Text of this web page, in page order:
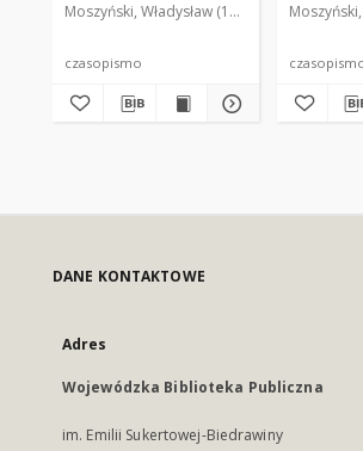
Moszyński, Władysław (1922-2001). Red.
czasopismo
DANE KONTAKTOWE
Adres
Wojewódzka Biblioteka Publiczna
im. Emilii Sukertowej-Biedrawiny